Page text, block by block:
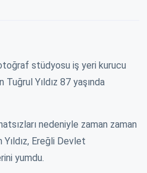
stüdyosu iş yeri kurucu
Yıldız 87 yaşında
nedeniyle zaman zaman
Yıldız, Ereğli Devlet
yumdu.